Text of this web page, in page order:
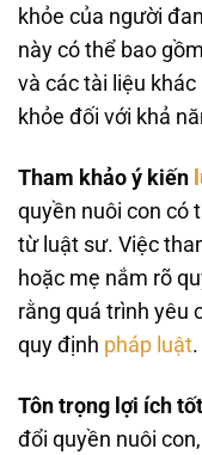
khỏe của người
này có thể bao
và các tài liệu
khỏe đối với khả
Tham khảo ý kiến
quyền nuôi con có
từ luật sư. Việc
hoặc mẹ nắm rõ
rằng quá trình yêu
quy định pháp luật.
Tôn trọng lợi ích
đổi quyền nuôi